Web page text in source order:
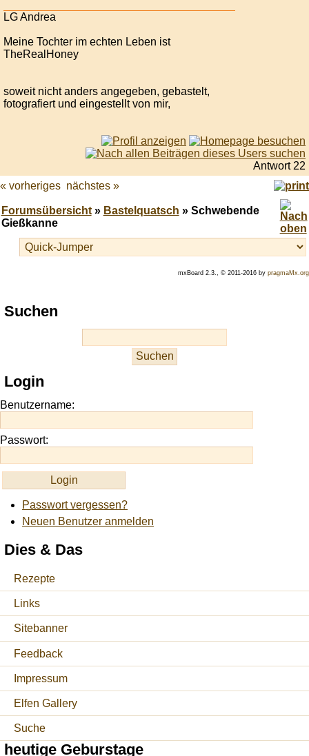
LG Andrea
Meine Tochter im echten Leben ist
TheRealHoney
soweit nicht anders angegeben, gebastelt,
fotografiert und eingestellt von mir,
Antwort 22
« vorheriges nächstes »
Forumsübersicht» Bastelquatsch » Schwebende
Gießkanne
mxBoard 2.3., © 2011-2016 by pragmaMx.org
Play
best
site
https://onlineslots.money/
Suchen
Login
Benutzername:
Passwort:
Passwort vergessen?
Neuen Benutzer anmelden
Dies & Das
Rezepte
Links
Sitebanner
Feedback
Impressum
Elfen Gallery
Suche
heutige Geburstage